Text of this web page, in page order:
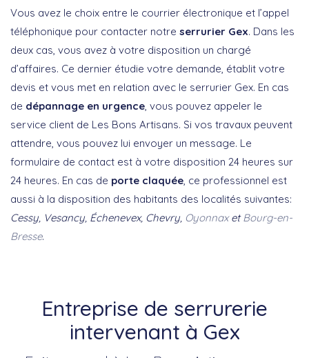
Vous avez le choix entre le courrier électronique et l’appel
téléphonique pour contacter notre serrurier Gex. Dans les
deux cas, vous avez à votre disposition un chargé
d’affaires. Ce dernier étudie votre demande, établit votre
devis et vous met en relation avec le serrurier Gex. En cas
de dépannage en urgence , vous pouvez appeler le
service client de Les Bons Artisans. Si vos travaux peuvent
attendre, vous pouvez lui envoyer un message. Le
formulaire de contact est à votre disposition 24 heures sur
24 heures. En cas de porte claquée , ce professionnel est
aussi à la disposition des habitants des localités suivantes:
Cessy, Vesancy, Échenevex, Chevry, OyonnaxetBourg-en-
Bresse.
Entreprise de serrurerie
intervenant à Gex